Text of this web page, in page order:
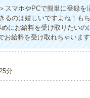
スマホやPCで簡単に登録
るのは嬉しいですよね！も
にお給料を受け取りたい
お給料を受け取れちゃいます
分